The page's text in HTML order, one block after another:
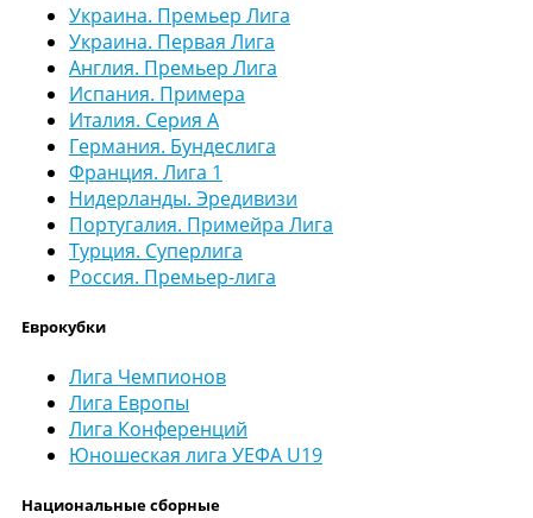
Украина. Премьер Лига
Украина. Первая Лига
Англия. Премьер Лига
Испания. Примера
Италия. Серия А
Германия. Бундеслига
Франция. Лига 1
Нидерланды. Эредивизи
Португалия. Примейра Лига
Турция. Суперлига
Россия. Премьер-лига
Еврокубки
Лига Чемпионов
Лига Европы
Лига Конференций
Юношеская лига УЕФА U19
Национальные сборные